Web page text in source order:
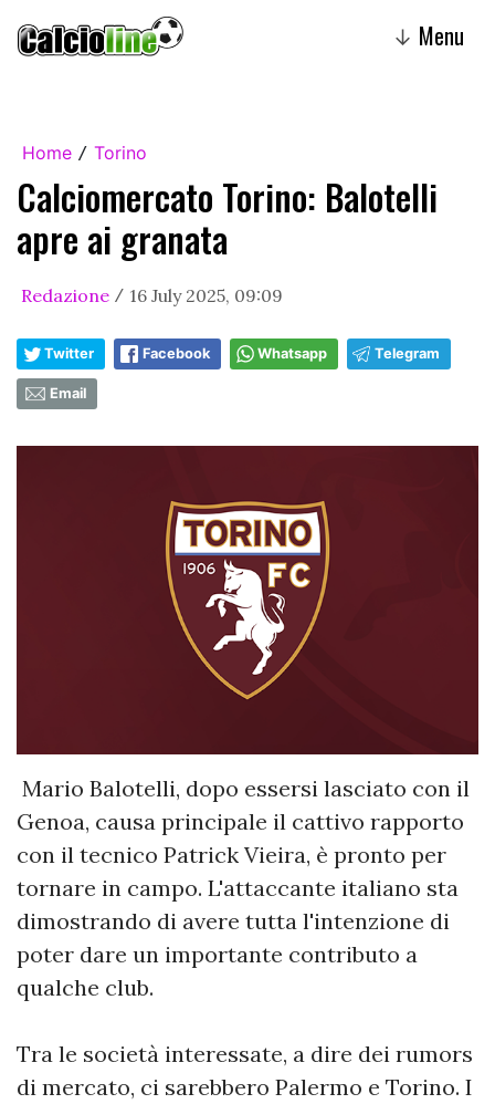
↓ Menu
Home / Torino
Calciomercato Torino: Balotelli
apre ai granata
Redazione / 16 July 2025, 09:09
Twitter Facebook Whatsapp Telegram
Email
Mario Balotelli, dopo essersi lasciato con il
Genoa, causa principale il cattivo rapporto
con il tecnico Patrick Vieira, è pronto per
tornare in campo. L'attaccante italiano sta
dimostrando di avere tutta l'intenzione di
poter dare un importante contributo a
qualche club.
Tra le società interessate, a dire dei rumors
di mercato, ci sarebbero Palermo e Torino. I